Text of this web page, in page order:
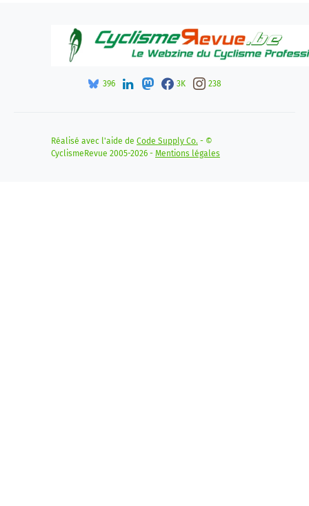
396 3K 238
Réalisé avec l'aide de Code Supply Co. - ©
CyclismeRevue 2005-2026 - Mentions légales